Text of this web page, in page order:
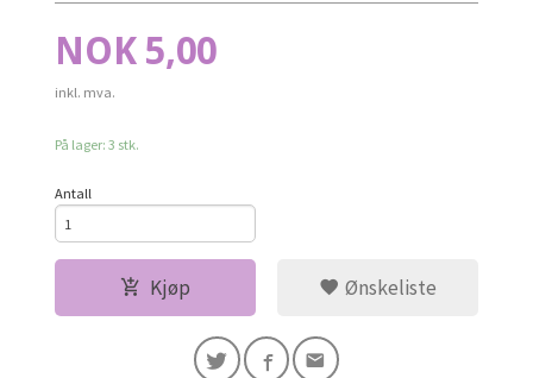
Pris
NOK 5,00
inkl. mva.
På lager: 3 stk.
Antall
Kjøp Ønskeliste